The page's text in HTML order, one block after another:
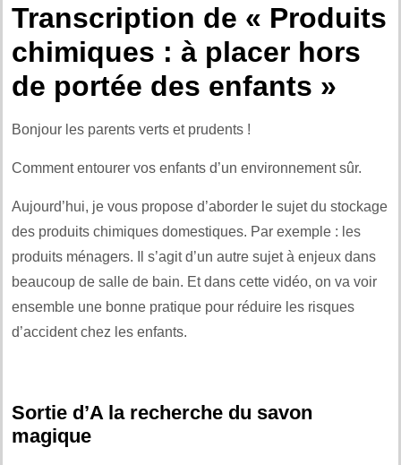
Transcription de « Produits
chimiques : à placer hors
de portée des enfants »
Bonjour les parents verts et prudents !
Comment entourer vos enfants d’un environnement sûr.
Aujourd’hui, je vous propose d’aborder le sujet du stockage
des produits chimiques domestiques. Par exemple : les
produits ménagers. Il s’agit d’un autre sujet à enjeux dans
beaucoup de salle de bain. Et dans cette vidéo, on va voir
ensemble une bonne pratique pour réduire les risques
d’accident chez les enfants.
Sortie d’A la recherche du savon
magique